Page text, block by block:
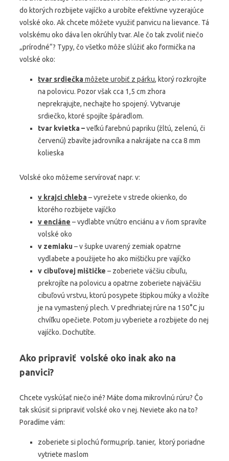
do ktorých rozbijete vajíčko a urobíte efektívne vyzerajúce
volské oko. Ak chcete môžete využiť panvicu na lievance. Tá
volskému oko dáva len okrúhly tvar. Ale čo tak zvoliť niečo
„prírodné“? Typy, čo všetko môže slúžiť ako formička na
volské oko:
tvar srdiečkamôžete urobiť z párku, ktorý rozkrojíte
na polovicu. Pozor však cca 1,5 cm zhora
neprekrajujte, nechajte ho spojený. Vytvaruje
srdiečko, ktoré spojíte špáradlom.
tvar kvietka –veľkú farebnú papriku (žltú, zelenú, či
červenú) zbavíte jadrovníka a nakrájate na cca 8 mm
kolieska
Volské oko môžeme servírovať napr. v:
v krajci chleba– vyrežete v strede okienko, do
ktorého rozbijete vajíčko
v enciáne – vydlabte vnútro enciánu a v ňom spravíte
volské oko
v zemiaku– v šupke uvarený zemiak opatrne
vydlabete a použijete ho ako mištičku pre vajíčko
v cibuľovej mištičke – zoberiete väčšiu cibuľu,
prekrojíte na polovicu a opatrne zoberiete najväčšiu
cibuľovú vrstvu, ktorú posypete štipkou múky a vložíte
je na vymastený plech. V predhriatej rúre na 150°C ju
chvíľku opečiete. Potom ju vyberiete a rozbijete do nej
vajíčko. Dochutíte.
Ako pripraviť volské oko inak ako na
panvici?
Chcete vyskúšať niečo iné? Máte doma mikrovlnú rúru? Čo
tak skúsiť si pripraviť volské oko v nej. Neviete ako na to?
Poradíme vám:
zoberiete si plochú formu,príp. tanier, ktorý poriadne
vytriete maslom